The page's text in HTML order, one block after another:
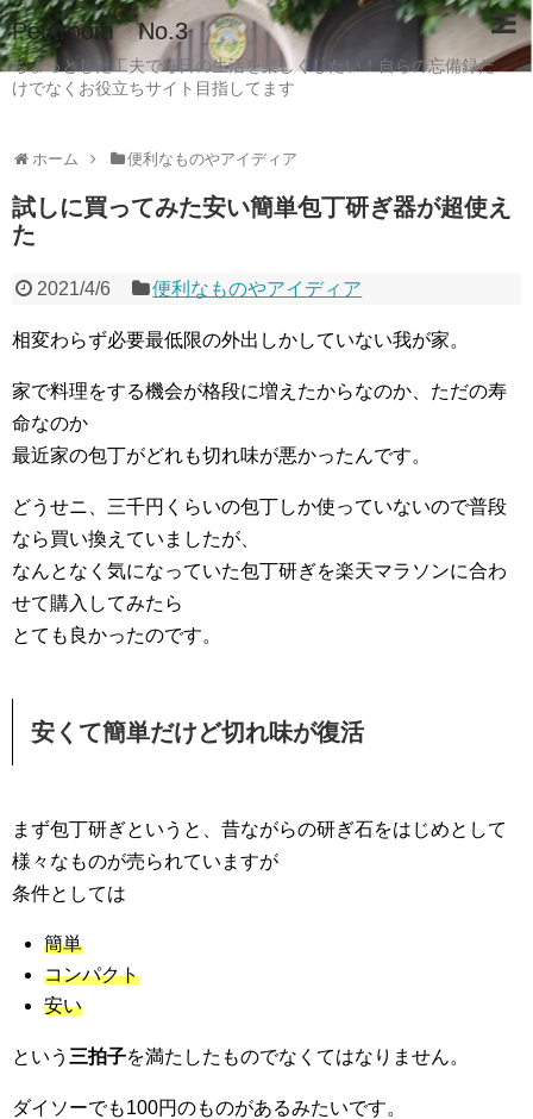
Petitroom No.3
ちょっとした工夫で毎日の生活を楽しくしたい！自らの忘備録だ
けでなくお役立ちサイト目指してます
ホーム 便利なものやアイディア
試しに買ってみた安い簡単包丁研ぎ器が超使え
た
2021/4/6 便利なものやアイディア
相変わらず必要最低限の外出しかしていない我が家。
家で料理をする機会が格段に増えたからなのか、ただの寿
命なのか
最近家の包丁がどれも切れ味が悪かったんです。
どうせニ、三千円くらいの包丁しか使っていないので普段
なら買い換えていましたが、
なんとなく気になっていた包丁研ぎを楽天マラソンに合わ
せて購入してみたら
とても良かったのです。
安くて簡単だけど切れ味が復活
まず包丁研ぎというと、昔ながらの研ぎ石をはじめとして
様々なものが売られていますが
条件としては
簡単
コンパクト
安い
という 三拍子を満たしたものでなくてはなりません。
ダイソーでも100円のものがあるみたいです。